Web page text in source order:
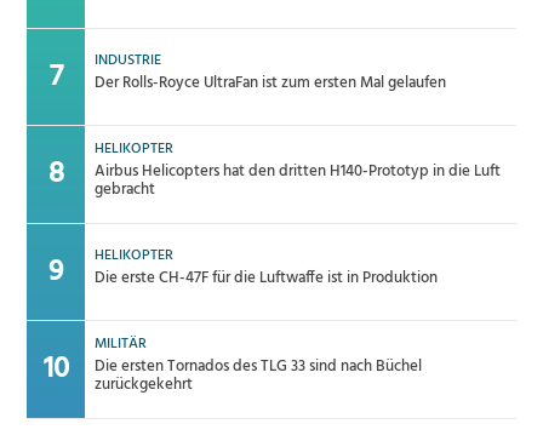
INDUSTRIE
Der Rolls-Royce UltraFan ist zum ersten Mal gelaufen
HELIKOPTER
Airbus Helicopters hat den dritten H140-Prototyp in die Luft
gebracht
HELIKOPTER
Die erste CH-47F für die Luftwaffe ist in Produktion
MILITÄR
Die ersten Tornados des TLG 33 sind nach Büchel
zurückgekehrt